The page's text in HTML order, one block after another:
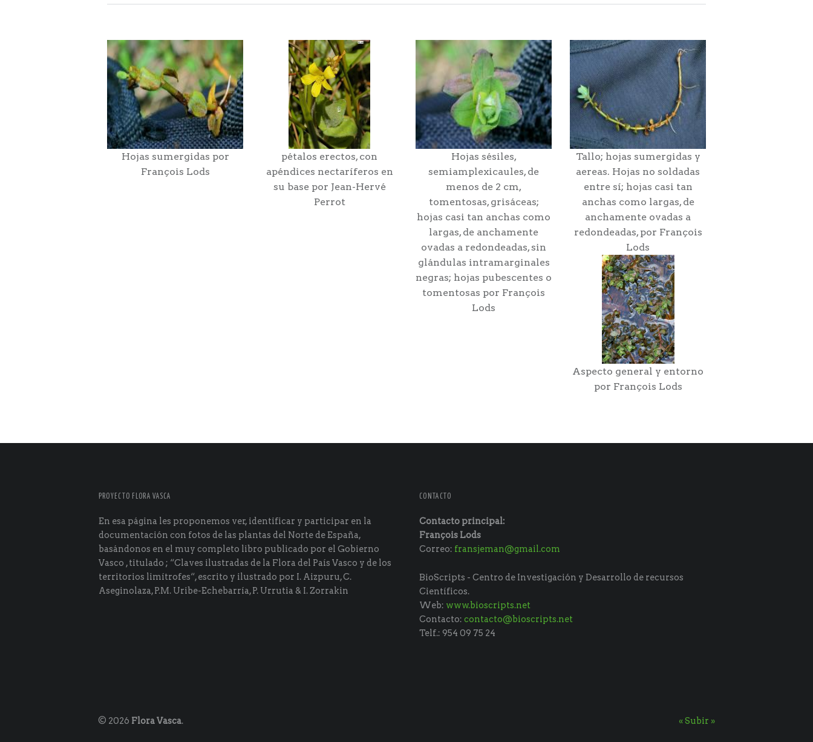
Hojas sumergidas por
François Lods
pétalos erectos, con
apéndices nectaríferos en
su base por Jean-Hervé
Perrot
Hojas sésiles,
semiamplexicaules, de
menos de 2 cm,
tomentosas, grisáceas;
hojas casi tan anchas como
largas, de anchamente
ovadas a redondeadas, sin
glándulas intramarginales
negras; hojas pubescentes o
tomentosas por François
Lods
Tallo; hojas sumergidas y
aereas. Hojas no soldadas
entre sí; hojas casi tan
anchas como largas, de
anchamente ovadas a
redondeadas, por François
Lods
Aspecto general y entorno
por François Lods
PROYECTO FLORA VASCA
En esa página les proponemos ver, identificar y participar en la
documentación con fotos de las plantas del Norte de España,
basándonos en el muy completo libro publicado por el Gobierno
Vasco , titulado ; “Claves ilustradas de la Flora del País Vasco y de los
territorios limítrofes“, escrito y ilustrado por I. Aizpuru, C.
Aseginolaza, P.M. Uribe-Echebarría, P. Urrutia & I. Zorrakin
CONTACTO
Contacto principal:
François Lods
Correo: fransjeman@gmail.com
BioScripts - Centro de Investigación y Desarrollo de recursos
Científicos.
Web: www.bioscripts.net
Contacto:contacto@bioscripts.net
Telf.: 954 09 75 24
© 2026 Flora Vasca. « Subir »